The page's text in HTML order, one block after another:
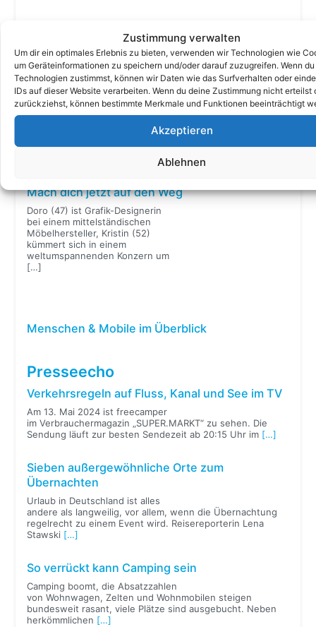
Zustimmung verwalten
Um dir ein optimales Erlebnis zu bieten, verwenden wir Technologien wie
um Geräteinformationen zu speichern und/oder darauf zuzugreifen. Wenn
Technologien zustimmst, können wir Daten wie das Surfverhalten oder
IDs auf dieser Website verarbeiten. Wenn du deine Zustimmung nicht erteilst
zurückziehst, können bestimmte Merkmale und Funktionen beeinträchtigt
Akzeptieren
Ablehnen
Drei Männer, drei Generationen.
Simon, Hans und Markus Frielinghaus machen erneut die
Gewässer unsicher. Wir haben uns den Finowkanal
vorgenommen und Schiffshebewerk, Oder und
Werbellinsee gleich dazu: vier Höhepunkte in einer Tour.
Hier der Reisebericht dazu.[…]
Reiseberichte im Überblick
Menschen & Mobile
Mach dich jetzt auf den Weg
Doro (47) ist Grafik-Designerin
bei einem mittelständischen
Möbelhersteller, Kristin (52)
kümmert sich in einem
weltumspannenden Konzern um
[…]
Menschen & Mobile im Überblick
Presseecho
Verkehrsregeln auf Fluss, Kanal und See im TV
Am 13. Mai 2024 ist freecamper
im Verbrauchermagazin „SUPER.MARKT“ zu sehen. Die
Sendung läuft zur besten Sendezeit ab 20:15 Uhr im […]
Sieben außergewöhnliche Orte zum
Übernachten
Urlaub in Deutschland ist alles
andere als langweilig, vor allem, wenn die Übernachtung
regelrecht zu einem Event wird. Reisereporterin Lena
Stawski […]
So verrückt kann Camping sein
Camping boomt, die Absatzzahlen
von Wohnwagen, Zelten und Wohnmobilen steigen
bundesweit rasant, viele Plätze sind ausgebucht. Neben
herkömmlichen […]